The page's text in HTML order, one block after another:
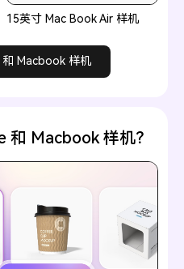
15英寸 Mac Book Air 样机
Macbook 样机
和 Macbook 样机？